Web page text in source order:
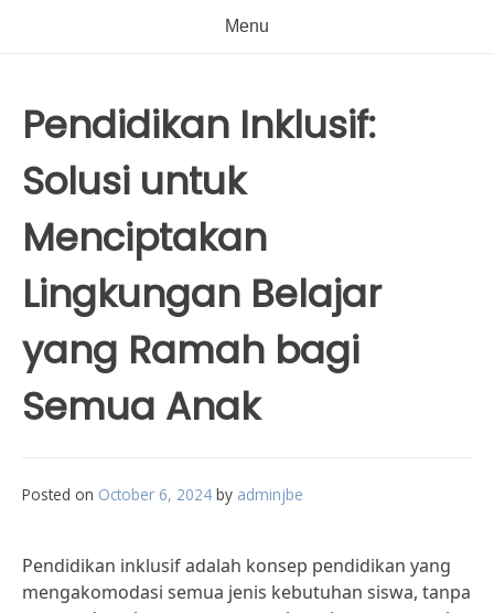
Menu
Pendidikan Inklusif:
Solusi untuk
Menciptakan
Lingkungan Belajar
yang Ramah bagi
Semua Anak
Posted on October 6, 2024 by adminjbe
Pendidikan inklusif adalah konsep pendidikan yang
mengakomodasi semua jenis kebutuhan siswa, tanpa